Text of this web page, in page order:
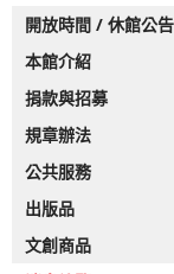
開放時間 / 休館公告
本館介紹
捐款與招募
規章辦法
公共服務
出版品
文創商品